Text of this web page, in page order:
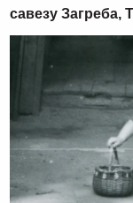
савезу Загреба,